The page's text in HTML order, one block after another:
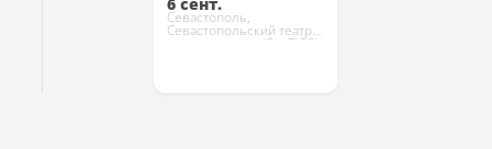
6 сент.
Севастополь,
Севастопольский театр
юного зрителя (СевТЮЗ)